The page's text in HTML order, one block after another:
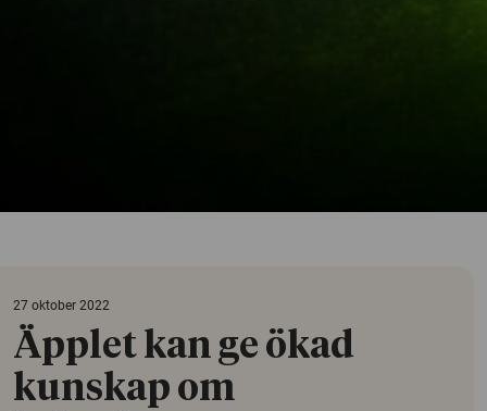
27 oktober 2022
Äpplet kan ge ökad
kunskap om